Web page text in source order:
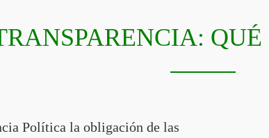
Política la obligación de las